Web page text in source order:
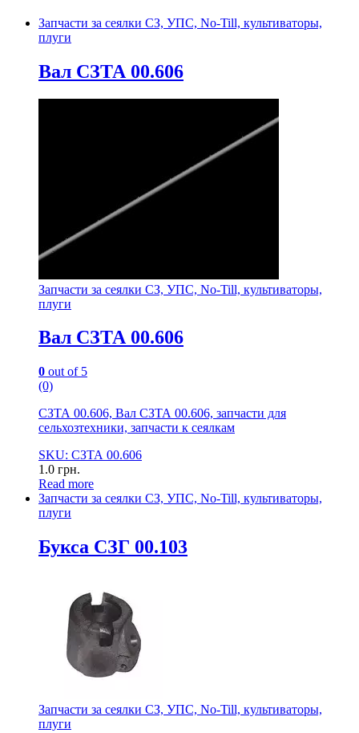
Запчасти за сеялки СЗ, УПС, No-Till, культиваторы,
плуги
Вал СЗТА 00.606
Запчасти за сеялки СЗ, УПС, No-Till, культиваторы,
плуги
Вал СЗТА 00.606
0 out of 5
(0)
СЗТА 00.606, Вал СЗТА 00.606, запчасти для
сельхозтехники, запчасти к сеялкам
SKU: СЗТА 00.606
1.0 грн.
Read more
Запчасти за сеялки СЗ, УПС, No-Till, культиваторы,
плуги
Букса СЗГ 00.103
Запчасти за сеялки СЗ, УПС, No-Till, культиваторы,
плуги